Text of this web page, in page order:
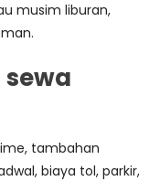
musim liburan,
tambahan
biaya tol, parkir,